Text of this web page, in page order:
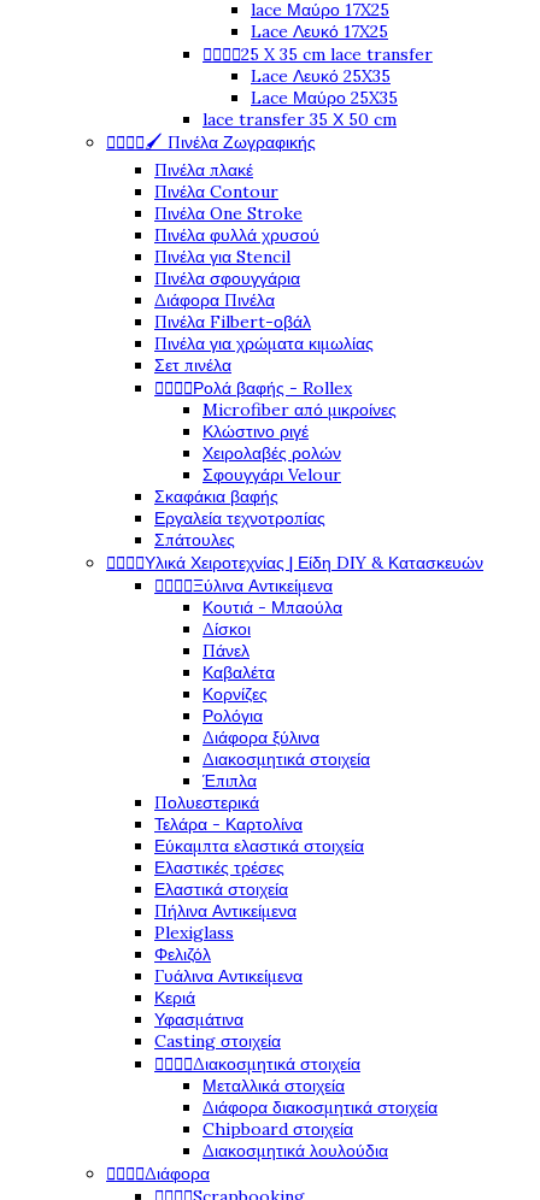
lace Μαύρο 17X25
Lace Λευκό 17X25
   25 X 35 cm lace transfer
Lace Λευκό 25X35
Lace Μαύρο 25X35
lace transfer 35 Χ 50 cm
   🖌️ Πινέλα Ζωγραφικής
Πινέλα πλακέ
Πινέλα Contour
Πινέλα One Stroke
Πινέλα φυλλά χρυσού
Πινέλα για Stencil
Πινέλα σφουγγάρια
Διάφορα Πινέλα
Πινέλα Filbert-οβάλ
Πινέλα για χρώματα κιμωλίας
Σετ πινέλα
   Ρολά βαφής - Rollex
Microfiber από μικροίνες
Κλώστινο ριγέ
Χειρολαβές ρολών
Σφουγγάρι Velour
Σκαφάκια βαφής
Εργαλεία τεχνοτροπίας
Σπάτουλες
   Υλικά Χειροτεχνίας | Είδη DIY & Κατασκευών
   Ξύλινα Αντικείμενα
Κουτιά - Μπαούλα
Δίσκοι
Πάνελ
Καβαλέτα
Κορνίζες
Ρολόγια
Διάφορα ξύλινα
Διακοσμητικά στοιχεία
Έπιπλα
Πολυεστερικά
Τελάρα - Καρτολίνα
Εύκαμπτα ελαστικά στοιχεία
Ελαστικές τρέσες
Ελαστικά στοιχεία
Πήλινα Αντικείμενα
Plexiglass
Φελιζόλ
Γυάλινα Αντικείμενα
Κεριά
Υφασμάτινα
Casting στοιχεία
   Διακοσμητικά στοιχεία
Μεταλλικά στοιχεία
Διάφορα διακοσμητικά στοιχεία
Chipboard στοιχεία
Διακοσμητικά λουλούδια
   Διάφορα